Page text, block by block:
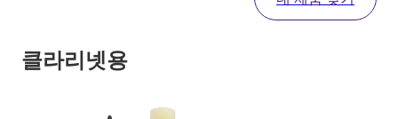
클라리넷용